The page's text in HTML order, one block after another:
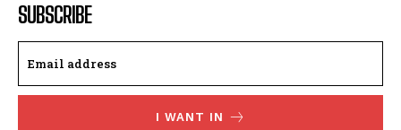
SUBSCRIBE
I WANT IN